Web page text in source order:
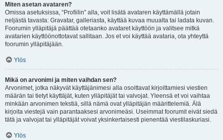
Miten asetan avataren?
Omissa asetuksissa, “Profiilin” alla, voit lisätä avataren käyttämällä jotain
neljästä tavasta: Gravatar, galleriasta, käyttää kuvaa muualta tai ladata kuvan.
Foorumin ylläpitäjä päättää otetaanko avataret käyttöön ja valitsee mitkä
avatarien käyttöönottotavat sallitaan. Jos et voi käyttää avataria, ota yhteyttä
foorumin ylläpitäjään.
Ylös
Mikä on arvonimi ja miten vaihdan sen?
Arvonimet, jotka näkyvät käyttäjänimesi alla osoittavat kirjoittamiesi viestien
määrän tai tietyt käyttäjät, kuten ylläpitäjät tai valvojat. Yleensä et voi vaihtaa
minkään arvonimen tekstiä, sillä nämä ovat ylläpitäjän määrittelemiä. Älä
kirjoita viestejä vain parantaaksesi arvonimeäsi. Useimmat foorumit eivät siedä
tätä ja valvojat tai ylläpitäjät voivat yksinkertaisesti pienentää viestilaskuriasi.
Ylös